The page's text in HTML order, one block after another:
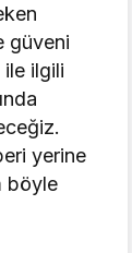
güveni
ilgili
yerine
böyle